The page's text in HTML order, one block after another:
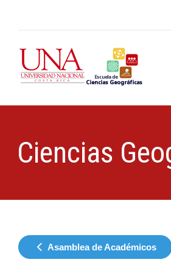
Ciencias
Asamblea de Académicos